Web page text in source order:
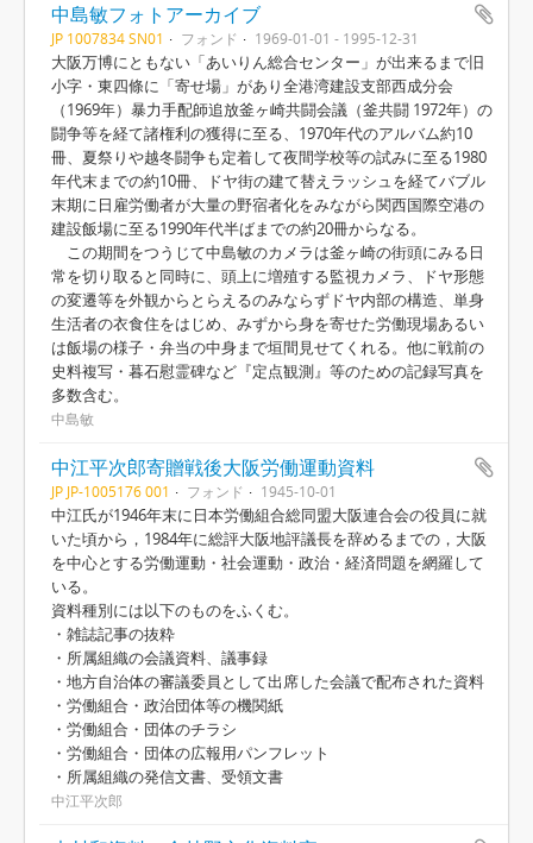
中島敏フォトアーカイブ
JP 1007834 SN01 フォンド 1969-01-01 - 1995-12-31
大阪万博にともない「あいりん総合センター」が出来るまで旧
小字・東四條に「寄せ場」があり全港湾建設支部西成分会
（1969年）暴力手配師追放釜ヶ崎共闘会議（釜共闘 1972年）の
闘争等を経て諸権利の獲得に至る、1970年代のアルバム約10
冊、夏祭りや越冬闘争も定着して夜間学校等の試みに至る1980
年代末までの約10冊、ドヤ街の建て替えラッシュを経てバブル
末期に日雇労働者が大量の野宿者化をみながら関西国際空港の
建設飯場に至る1990年代半ばまでの約20冊からなる。
この期間をつうじて中島敏のカメラは釜ヶ崎の街頭にみる日
常を切り取ると同時に、頭上に増殖する監視カメラ、ドヤ形態
の変遷等を外観からとらえるのみならずドヤ内部の構造、単身
生活者の衣食住をはじめ、みずから身を寄せた労働現場あるい
は飯場の様子・弁当の中身まで垣間見せてくれる。他に戦前の
史料複写・暮石慰霊碑など『定点観測』等のための記録写真を
多数含む。
中島敏
中江平次郎寄贈戦後大阪労働運動資料
JP JP-1005176 001 フォンド 1945-10-01
中江氏が1946年末に日本労働組合総同盟大阪連合会の役員に就
いた頃から，1984年に総評大阪地評議長を辞めるまでの，大阪
を中心とする労働運動・社会運動・政治・経済問題を網羅して
いる。
資料種別には以下のものをふくむ。
・雑誌記事の抜粋
・所属組織の会議資料、議事録
・地方自治体の審議委員として出席した会議で配布された資料
・労働組合・政治団体等の機関紙
・労働組合・団体のチラシ
・労働組合・団体の広報用パンフレット
・所属組織の発信文書、受領文書
中江平次郎